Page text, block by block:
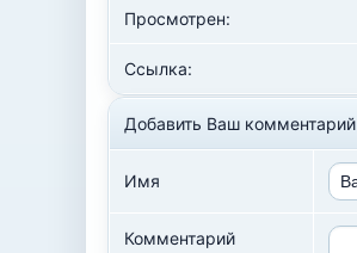
Просмотрен:
Ссылка:
Добавить Ваш комментарий
Имя
Комментарий